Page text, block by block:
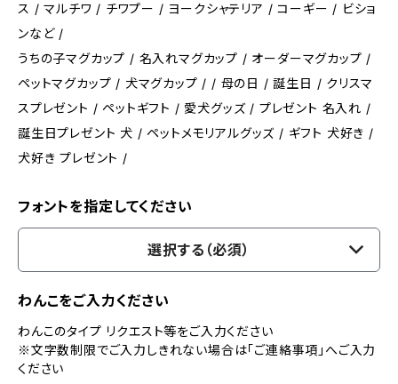
ス / マルチワ / チワプー / ヨークシャテリア / コーギー / ビショ
ンなど /
うちの子マグカップ / 名入れマグカップ / オーダーマグカップ /
ペットマグカップ / 犬マグカップ / / 母の日 / 誕生日 / クリスマ
スプレゼント / ペットギフト / 愛犬グッズ / プレゼント 名入れ /
誕生日プレゼント 犬 / ペットメモリアルグッズ / ギフト 犬好き /
犬好き プレゼント /
フォントを指定してください
選択する（必須）
わんこをご入力ください
わんこのタイプ リクエスト等をご入力ください
※文字数制限でご入力しきれない場合は「ご連絡事項」へご入力
ください